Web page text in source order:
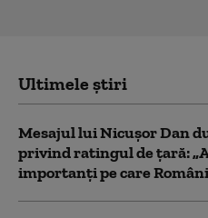
Ultimele știri
Mesajul lui Nicușor Dan
privind ratingul de țară:
importanți pe care